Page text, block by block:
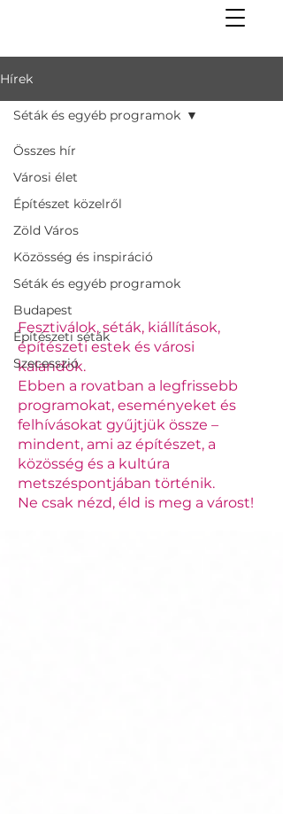
Hírek
Összes hír
Városi élet
Építészet közelről
Zöld Város
Közösség és inspiráció
Séták és egyéb programok
Budapest
Építészeti séták
Szecesszió
Séták és egyéb programok
Fesztiválok, séták, kiállítások,
építészeti estek és városi
kalandok.
Ebben a rovatban a legfrissebb
programokat, eseményeket és
felhívásokat gyűjtjük össze –
mindent, ami az építészet, a
közösség és a kultúra
metszéspontjában történik.
Ne csak nézd, éld is meg a várost!